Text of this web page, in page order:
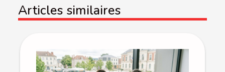
Articles similaires